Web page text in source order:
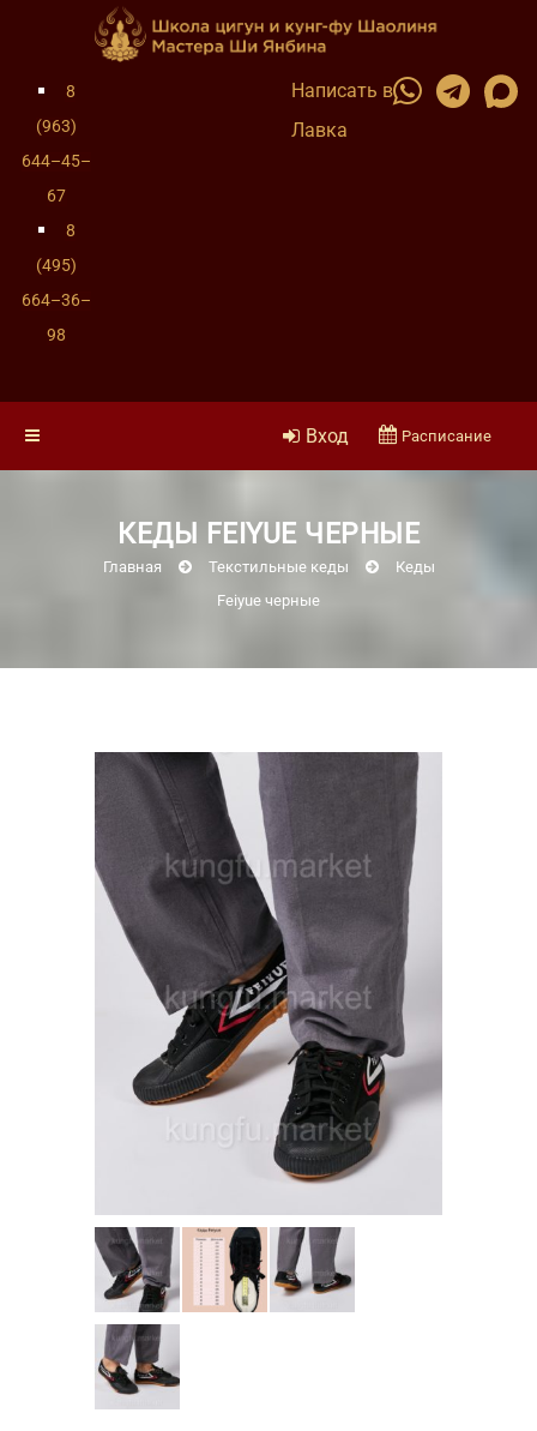
8
(963)
644–45–
67
8
(495)
664–36–
98
Написать в
Лавка
Вход Расписание
КЕДЫ FEIYUE ЧЕРНЫЕ
Главная Текстильные кеды
Кеды
Feiyue черные